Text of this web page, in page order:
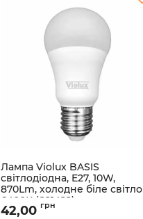
Лампа Violux BASIS
світлодіодна, E27, 10W,
870Lm, холодне біле світло
6400К (821422)
Артикул:
42,00 грн